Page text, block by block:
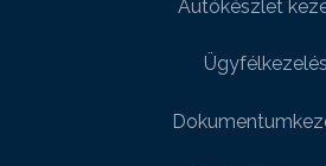
Autókészlet
Ügyfélkezelés